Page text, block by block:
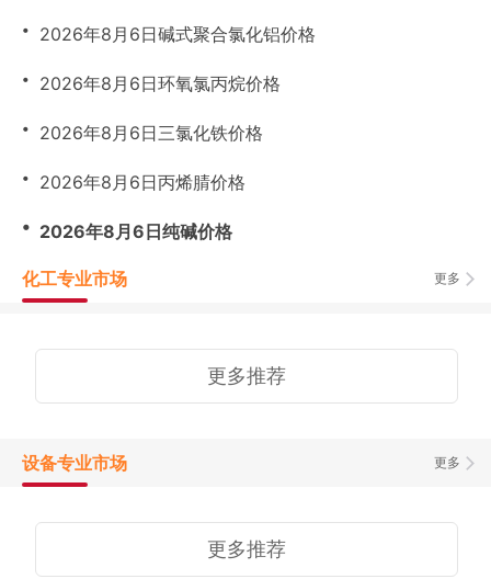
・ 2026年8月6日碱式聚合氯化铝价格
・ 2026年8月6日环氧氯丙烷价格
・ 2026年8月6日三氯化铁价格
・ 2026年8月6日丙烯腈价格
・ 2026年8月6日纯碱价格
更多
化工专业市场
更多推荐
更多
设备专业市场
更多推荐